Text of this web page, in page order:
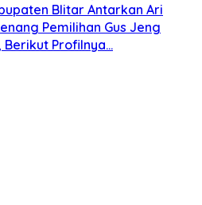
Blitar Antarkan Ari
Pemilihan Gus Jeng
Berikut Profilnya…